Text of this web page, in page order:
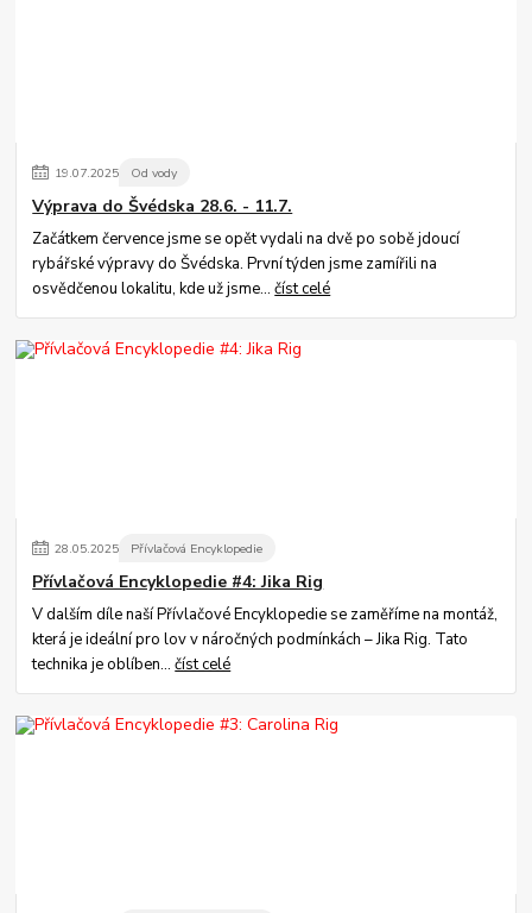
19.07.2025 Od vody
Výprava do Švédska 28.6. - 11.7.
Začátkem července jsme se opět vydali na dvě po sobě jdoucí
rybářské výpravy do Švédska. První týden jsme zamířili na
osvědčenou lokalitu, kde už jsme...číst celé
28.05.2025 Přívlačová Encyklopedie
Přívlačová Encyklopedie #4: Jika Rig
V dalším díle naší Přívlačové Encyklopedie se zaměříme na montáž,
která je ideální pro lov v náročných podmínkách – Jika Rig. Tato
technika je oblíben...číst celé